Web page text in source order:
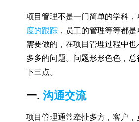
项目管理不是一门简单的学科，
度的跟踪，员工的管理等等都
需要做的，在项目管理过程中
多多的问题。问题形形色色，
下三点。
一. 沟通交流
项目管理通常牵扯多方，客户，